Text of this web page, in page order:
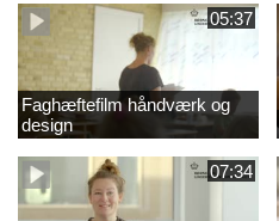
05:37
Faghæftefilm håndværk og
design
07:34